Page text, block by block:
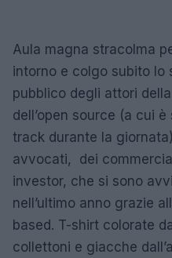
Aula magna stracolma
intorno e colgo subito lo
pubblico degli attori
dell’open source (a cui
track durante la
avvocati, dei
investor, che si sono
nell’ultimo anno grazie
based. T-shirt colorate
collettoni e giacche